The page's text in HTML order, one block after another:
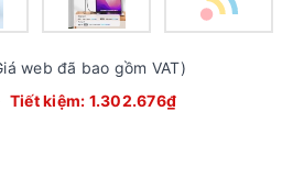
web đã bao gồm VAT)
Tiết kiệm: 1.302.676₫